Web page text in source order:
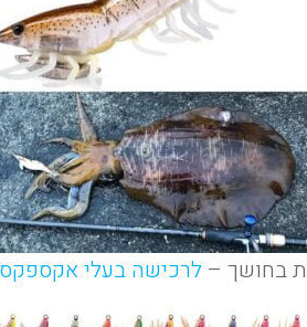
בחושך – לרכישה בעלי